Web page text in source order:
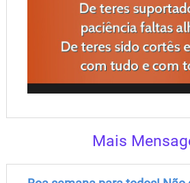
Mais